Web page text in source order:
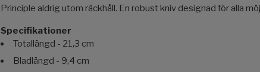
Principle aldrig utom räckhåll. En robust kniv designad för alla
Specifikationer
Totallängd - 21,3 cm
Bladlängd - 9,4 cm